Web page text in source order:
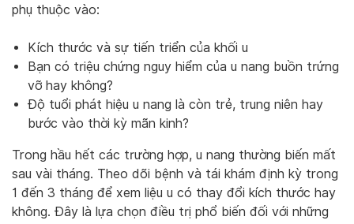
phụ thuộc vào:
Kích thước và sự tiến triển của khối u
Bạn có triệu chứng nguy hiểm của u nang buồn trứng
vỡ hay không?
Độ tuổi phát hiệu u nang là còn trẻ, trung niên hay
bước vào thời kỳ mãn kinh?
Trong hầu hết các trường hợp, u nang thường biến mất
sau vài tháng. Theo dõi bệnh và tái khám định kỳ trong
1 đến 3 tháng để xem liệu u có thay đổi kích thước hay
không. Đây là lựa chọn điều trị phổ biến đối với những